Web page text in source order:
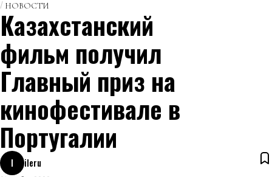
НОВОСТИ
Казахстанский
фильм получил
Главный приз на
кинофестивале в
Португалии
I
ileru